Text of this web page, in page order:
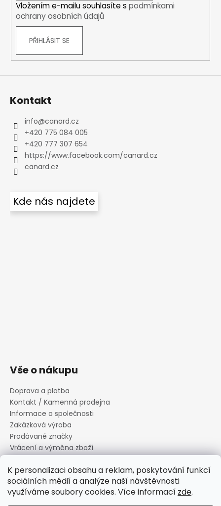
K personalizaci obsahu a reklam, poskytování funkcí
sociálních médií a analýze naší návštěvnosti
využíváme soubory cookies. Více informací zde.
Vložením e-mailu souhlasíte s podmínkami
ochrany osobních údajů
PŘIHLÁSIT SE
Kontakt
info@canard.cz
+420 775 084 005
+420 777 307 654
https://www.facebook.com/canard.cz
canard.cz
Kde nás najdete
Vše o nákupu
Doprava a platba
Kontakt / Kamenná prodejna
Informace o společnosti
Zakázková výroba
Prodávané značky
Vrácení a výměna zboží
Informace o souborech cookies
Reklamační řád
Obchodní podmínky